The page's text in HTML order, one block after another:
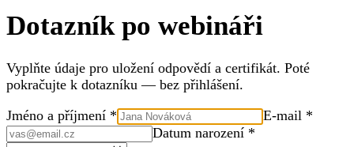
Dotazník po webináři
Vyplňte údaje pro uložení odpovědí a certifikát. Poté
pokračujte k dotazníku — bez přihlášení.
Jméno a příjmení *
E-mail *
Datum narození *